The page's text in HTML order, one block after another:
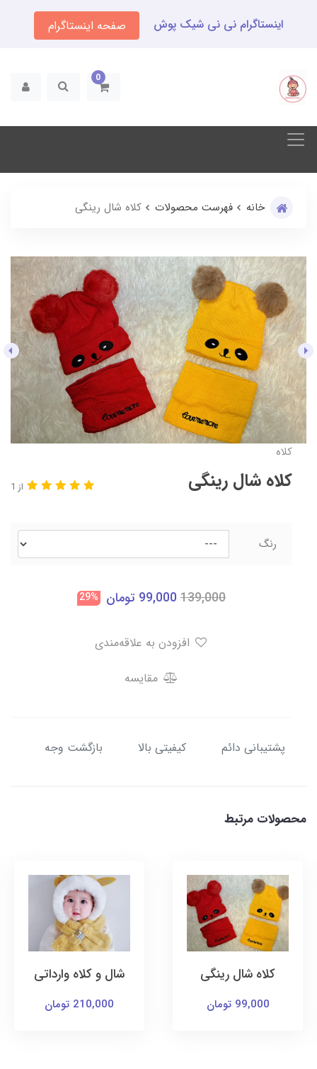
اینستاگرام نی نی شیک پوش صفحه اینستاگرام
0
خانه فهرست محصولات کلاه شال رینگی
کلاه
کلاه شال رینگی از 1
رنگ
139,000
99,000 تومان 29%
مقایسه
پشتیبانی دائم کیفیتی بالا بازگشت وجه
محصولات مرتبط
کلاه شال رینگی
99,000 تومان
شال و کلاه وارداتی
210,000 تومان